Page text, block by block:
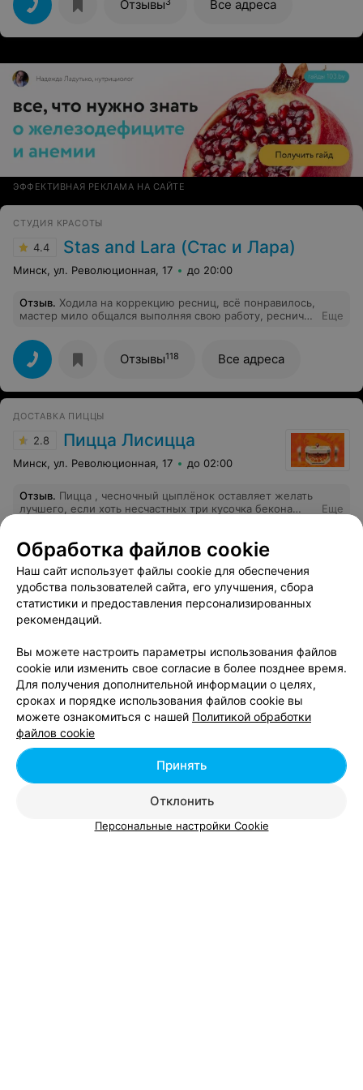
клиентов, предлагают лучшее и за меньшие деньги,
чем в других туристических компаниях.
Отзывы Все адреса
ЭФФЕКТИВНАЯ РЕКЛАМА НА САЙТЕ
СТУДИЯ КРАСОТЫ
4.4 Stas and Lara (Стас и Лара)
Минск, ул. Революционная, 17 до 20:00
Отзыв. Ходила на коррекцию ресниц, всё понравилось,
мастер мило общался выполняя свою работу, реснички
Еще
Отзывы118 Все адреса
ДОСТАВКА ПИЦЦЫ
2.8 Пицца Лисицца
Минск, ул. Революционная, 17 до 02:00
Отзыв. Пицца , чесночный цыплёнок оставляет желать
лучшего, если хоть несчастных три кусочка бекона
теста и соуса, так себе скажу я вам((
Еще
Отзывы 1204 Все адреса
АРТ-ГАЛЕРЕЯ
Минск, ул. Революционная, 17 до 17:00
КОНСАЛТИНГОВАЯ КОМПАНИЯ
Forexline
Минск, ул. Революционная, 17/6 Выходной
Обработка файлов cookie
Наш сайт использует файлы cookie для обеспечения
удобства пользователей сайта, его улучшения, сбора
статистики и предоставления персонализированных
рекомендаций.
Вы можете настроить параметры использования файлов
cookie или изменить свое согласие в более позднее время.
Для получения дополнительной информации о целях,
сроках и порядке использования файлов cookie вы
можете ознакомиться с нашей Политикой обработки
файлов cookie
Отклонить
Принять
Персональные настройки Cookie